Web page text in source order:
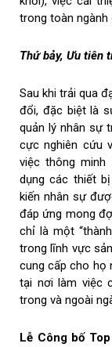
trong toàn ngành
Thứ bảy, Ưu tiên
Sau khi trải qua
đổi, đặc biệt là
quản lý nhân sự
cực nghiên cứu
việc thông
dụng các thiết
kiến ​​nhân sự
đáp ứng mong
chỉ là một
trong lĩnh vực
cung cấp cho họ
tại nơi làm việc
trong và ngoài
Lễ Công bố